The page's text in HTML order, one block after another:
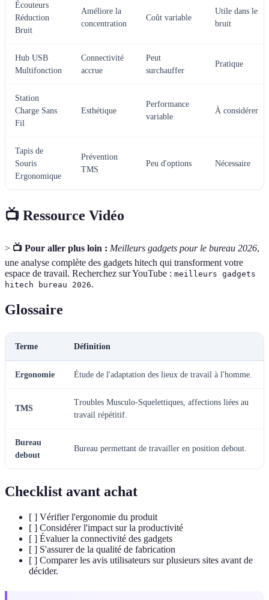
Écouteurs
Réduction
Bruit
Améliore la
concentration
Coût variable
Utile dans le
bruit
Hub USB
Multifonction
Connectivité
accrue
Peut
surchauffer
Pratique
Station
Charge Sans
Fil
Esthétique
Performance
variable
À considérer
Tapis de
Souris
Ergonomique
Prévention
TMS
Peu d'options Nécessaire
📺 Ressource Vidéo
> 📺 Pour aller plus loin : Meilleurs gadgets pour le bureau 2026,
une analyse complète des gadgets hitech qui transforment votre
espace de travail. Recherchez sur YouTube : meilleurs gadgets
hitech bureau 2026.
Glossaire
Terme Définition
Ergonomie Étude de l'adaptation des lieux de travail à l'homme.
TMS
Troubles Musculo-Squelettiques, affections liées au
travail répétitif.
Bureau
debout
Bureau permettant de travailler en position debout.
Checklist avant achat
[ ] Vérifier l'ergonomie du produit
[ ] Considérer l'impact sur la productivité
[ ] Évaluer la connectivité des gadgets
[ ] S'assurer de la qualité de fabrication
[ ] Comparer les avis utilisateurs sur plusieurs sites avant de
décider.